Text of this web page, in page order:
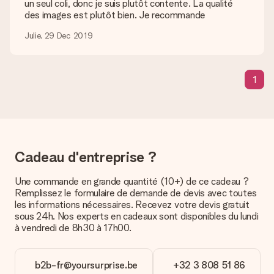
En cliquant sur le bouton vert « Carte cadeau gratuite » une
fois dans le panier, vous pouvez ajouter une carte à votre
cadeau. Vous pouvez y écrire un message personnel pour que
Nous ne pouvons malheureusement pour le moment assurer
Délai de livraison, options de livraison et frais
de port
Est-ce que je peux choisir la date de livraison ?
Il n’est, en ce moment, pas possible de choisir une date
précise pour votre cadeau.
Quel est le délai de livraison ? Quand est-ce que mon
cadeau sera livré ?
un seul coli, donc je suis plutôt contente. La qualité
des images est plutôt bien. Je recommande
Julie, 29 Dec 2019
1
Cadeau d'entreprise ?
Une commande en grande quantité (10+) de ce cadeau ?
Remplissez le formulaire de demande de devis avec toutes
les informations nécessaires. Recevez votre devis gratuit
sous 24h. Nos experts en cadeaux sont disponibles du lundi
à vendredi de 8h30 à 17h00.
b2b-fr@yoursurprise.be +32 3 808 51 86